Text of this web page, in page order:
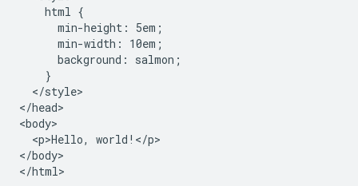
    html {
      min-height: 5em;
      min-width: 10em;
      background: salmon;
    }
  </style>
</head>
<body>
  <p>Hello, world!</p>
</body>